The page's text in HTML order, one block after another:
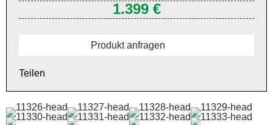
1.399 €
Produkt anfragen
Teilen